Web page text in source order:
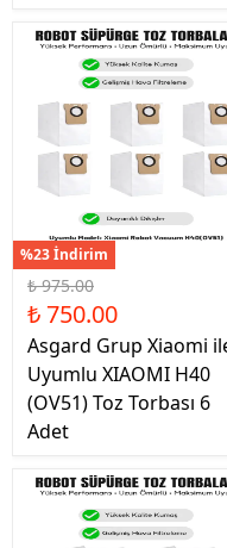
%23 İndirim
₺ 975.00
₺ 750.00
Asgard Grup Xiaomi
Uyumlu XIAOMI H40
(OV51) Toz Torbası 6
Adet